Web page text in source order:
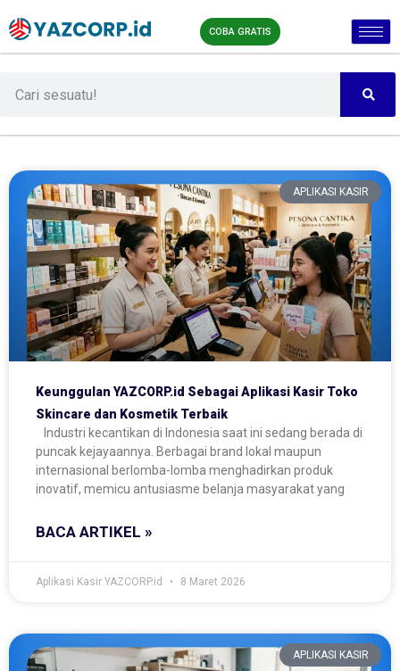
COBA GRATIS
APLIKASI KASIR
Keunggulan YAZCORP.id Sebagai Aplikasi Kasir Toko
Skincare dan Kosmetik Terbaik
Industri kecantikan di Indonesia saat ini sedang berada di
puncak kejayaannya. Berbagai brand lokal maupun
internasional berlomba-lomba menghadirkan produk
inovatif, memicu antusiasme belanja masyarakat yang
BACA ARTIKEL »
Aplikasi Kasir YAZCORP.id 8 Maret 2026
APLIKASI KASIR